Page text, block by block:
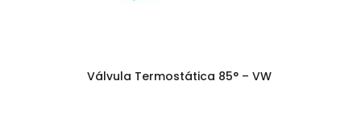
Válvula Termostática 85° – VW